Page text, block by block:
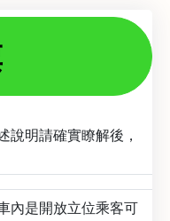
說明請確實瞭解後，
內是開放立位乘客可